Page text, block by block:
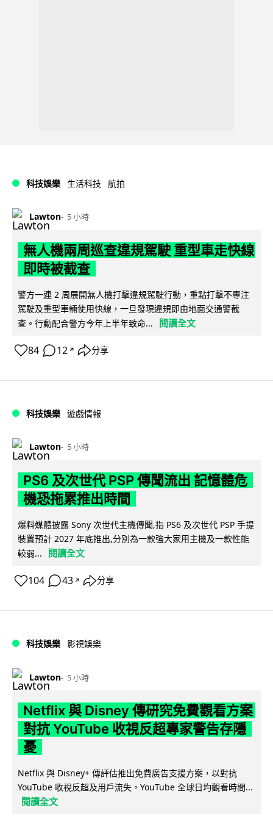
科技娛樂 生活科技 航拍
Lawton 5 小時
無人機兩周巡查違規駕駛 重型車走快線
即時被截查
警方一連 2 周展開無人機打擊違規駕駛行動，重點打擊不專注
駕駛及重型車輛使用快線，一旦發現違規即由地面交通警截
查。行動配合警方今年上半年致命...
閱讀全文
84 12 ↗ 分享
科技娛樂 遊戲情報
Lawton 5 小時
PS6 及次世代 PSP 傳聞流出 記憶體危
機恐拖累推出時間
爆料媒體披露 Sony 次世代主機傳聞,指 PS6 及次世代 PSP 手提
裝置預計 2027 年底推出,分別為一款強大家用主機及一款性能
較弱...
閱讀全文
104 43 ↗ 分享
科技娛樂 影視娛樂
Lawton 5 小時
Netflix 與 Disney 傳研究免費觀看方案
對抗 YouTube 收視反超專家警告存隱
憂
Netflix 與 Disney+ 傳評估推出免費廣告支援方案，以對抗
YouTube 收視反超及用戶流失。YouTube 全球日均觀看時間...
閱讀全文